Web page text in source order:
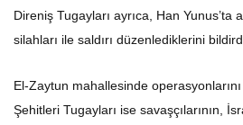
Direniş Tugayları ayrıca, Han Yunus’ta
silahları ile saldırı düzenlediklerini
El-Zaytun mahallesinde
Şehitleri Tugayları ise savaşçılarının,